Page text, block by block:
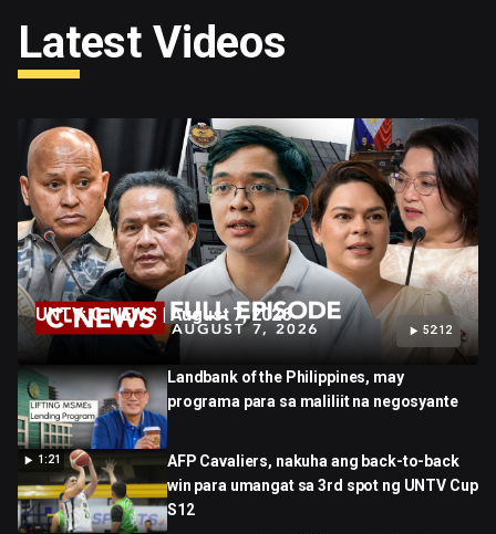
Latest Videos
52:12
UNTV: C-NEWS | August 7, 2026
1:21
Landbank of the Philippines, may
programa para sa maliliit na negosyante
AFP Cavaliers, nakuha ang back-to-back
win para umangat sa 3rd spot ng UNTV Cup
S12